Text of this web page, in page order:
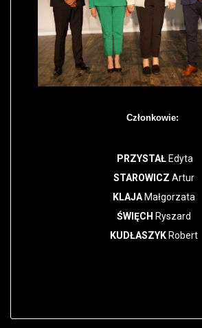
Członkowie:
PRZYSTAŁ Edyta
STAROWICZ Artur
KLAJA Małgorzata
ŚWIĘCH Ryszard
KUDŁASZYK Robert